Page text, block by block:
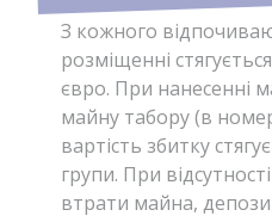
З кожного
розміщенні
євро. При нанесенні
майну табору (в
вартість збитку
групи. При
втрати майна,